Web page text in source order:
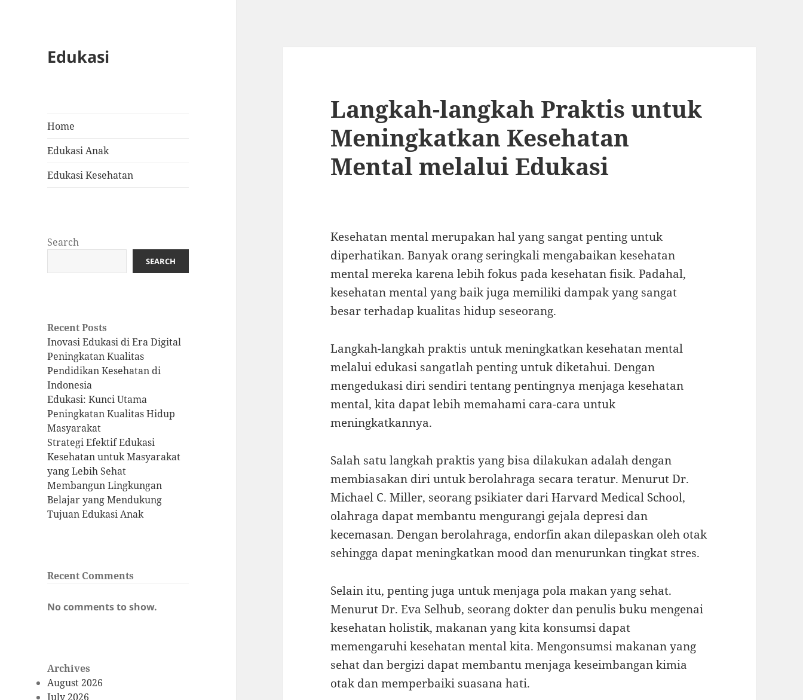
Edukasi
Home
Edukasi Anak
Edukasi Kesehatan
Search
SEARCH
Recent Posts
Inovasi Edukasi di Era Digital
Peningkatan Kualitas
Pendidikan Kesehatan di
Indonesia
Edukasi: Kunci Utama
Peningkatan Kualitas Hidup
Masyarakat
Strategi Efektif Edukasi
Kesehatan untuk Masyarakat
yang Lebih Sehat
Membangun Lingkungan
Belajar yang Mendukung
Tujuan Edukasi Anak
Recent Comments
No comments to show.
Archives
August 2026
July 2026
Langkah-langkah Praktis untuk
Meningkatkan Kesehatan
Mental melalui Edukasi
Kesehatan mental merupakan hal yang sangat penting untuk
diperhatikan. Banyak orang seringkali mengabaikan kesehatan
mental mereka karena lebih fokus pada kesehatan fisik. Padahal,
kesehatan mental yang baik juga memiliki dampak yang sangat
besar terhadap kualitas hidup seseorang.
Langkah-langkah praktis untuk meningkatkan kesehatan mental
melalui edukasi sangatlah penting untuk diketahui. Dengan
mengedukasi diri sendiri tentang pentingnya menjaga kesehatan
mental, kita dapat lebih memahami cara-cara untuk
meningkatkannya.
Salah satu langkah praktis yang bisa dilakukan adalah dengan
membiasakan diri untuk berolahraga secara teratur. Menurut Dr.
Michael C. Miller, seorang psikiater dari Harvard Medical School,
olahraga dapat membantu mengurangi gejala depresi dan
kecemasan. Dengan berolahraga, endorfin akan dilepaskan oleh otak
sehingga dapat meningkatkan mood dan menurunkan tingkat stres.
Selain itu, penting juga untuk menjaga pola makan yang sehat.
Menurut Dr. Eva Selhub, seorang dokter dan penulis buku mengenai
kesehatan holistik, makanan yang kita konsumsi dapat
memengaruhi kesehatan mental kita. Mengonsumsi makanan yang
sehat dan bergizi dapat membantu menjaga keseimbangan kimia
otak dan memperbaiki suasana hati.